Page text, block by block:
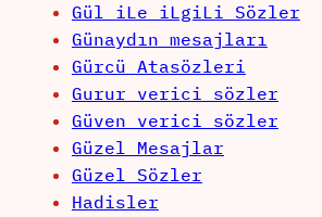
Gül iLe iLgiLi Sözler
Günaydın mesajları
Gürcü Atasözleri
Gurur verici sözler
Güven verici sözler
Güzel Mesajlar
Güzel Sözler
Hadisler